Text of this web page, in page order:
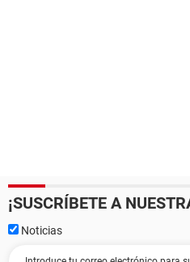
¡SUSCRÍBETE A
Noticias